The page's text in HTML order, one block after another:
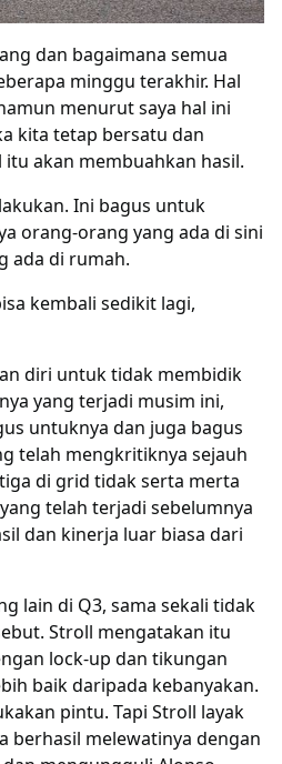
dan bagaimana semua
minggu terakhir. Hal
menurut saya hal ini
kita tetap bersatu dan
akan membuahkan hasil.
Ini bagus untuk
orang-orang yang ada di sini
ada di rumah.
kembali sedikit lagi,
diri untuk tidak membidik
yang terjadi musim ini,
untuknya dan juga bagus
telah mengkritiknya sejauh
di grid tidak serta merta
telah terjadi sebelumnya
dan kinerja luar biasa dari
lain di Q3, sama sekali tidak
Stroll mengatakan itu
lock-up dan tikungan
baik daripada kebanyakan.
pintu. Tapi Stroll layak
berhasil melewatinya dengan